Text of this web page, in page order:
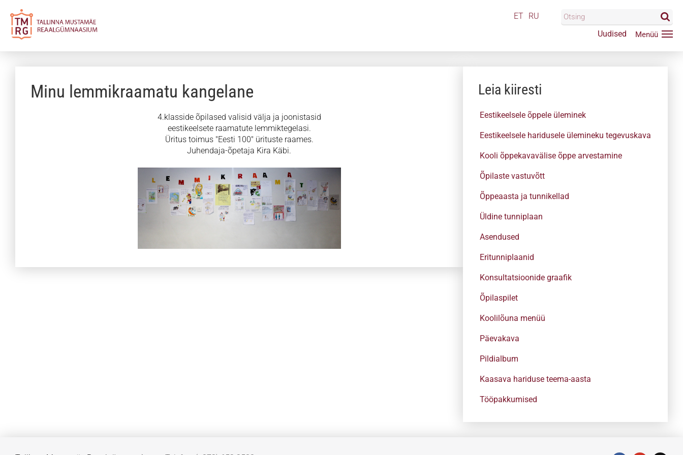
ET RU
Uudised
Minu lemmikraamatu kangelane
4.klasside õpilased valisid välja ja joonistasid
eestikeelsete raamatute lemmiktegelasi.
Üritus toimus "Eesti 100" ürituste raames.
Juhendaja-õpetaja Kira Käbi.
Leia kiiresti
Eestikeelsele õppele üleminek
Eestikeelsele haridusele ülemineku tegevuskava
Kooli õppekavavälise õppe arvestamine
Õpilaste vastuvõtt
Õppeaasta ja tunnikellad
Üldine tunniplaan
Asendused
Eritunniplaanid
Konsultatsioonide graafik
Õpilaspilet
Koolilõuna menüü
Päevakava
Pildialbum
Kaasava hariduse teema-aasta
Tööpakkumised